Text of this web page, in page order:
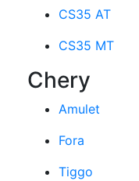
CS35 AT
CS35 MT
Chery
Amulet
Fora
Tiggo